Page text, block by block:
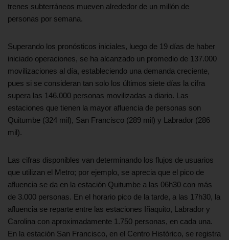
trenes subterráneos mueven alrededor de un millón de
personas por semana.
Superando los pronósticos iniciales, luego de 19 días de haber
iniciado operaciones, se ha alcanzado un promedio de 137.000
movilizaciones al día, estableciendo una demanda creciente,
pues si se consideran tan solo los últimos siete días la cifra
supera las 146.000 personas movilizadas a diario. Las
estaciones que tienen la mayor afluencia de personas son
Quitumbe (324 mil), San Francisco (289 mil) y Labrador (286
mil).
Las cifras disponibles van determinando los flujos de usuarios
que utilizan el Metro; por ejemplo, se aprecia que el pico de
afluencia se da en la estación Quitumbe a las 06h30 con más
de 3.000 personas. En el horario pico de la tarde, a las 17h30, la
afluencia se reparte entre las estaciones Iñaquito, Labrador y
Carolina con aproximadamente 1.750 personas, en cada una.
En la estación San Francisco, en el Centro Histórico, se registra